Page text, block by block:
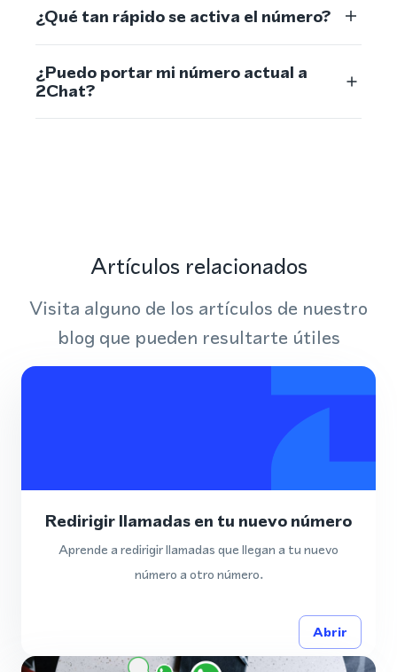
¿Qué tan rápido se activa el número?
¿Puedo portar mi número actual a
2Chat?
Artículos relacionados
Visita alguno de los artículos de nuestro
blog que pueden resultarte útiles
Redirigir llamadas en tu nuevo número
Aprende a redirigir llamadas que llegan a tu nuevo
número a otro número.
Abrir